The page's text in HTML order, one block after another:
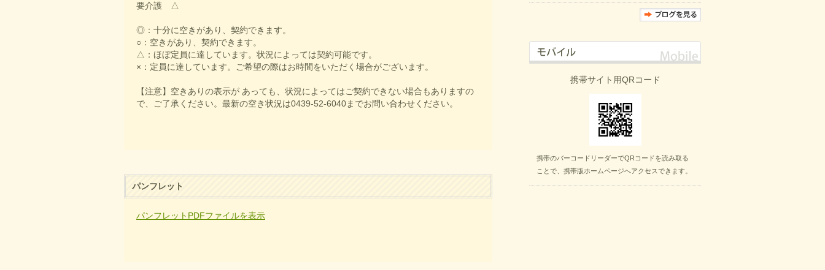
要介護 △
◎：十分に空きがあり、契約できます。
○：空きがあり、契約できます。
△：ほぼ定員に達しています。状況によっては契約可能です。
×：定員に達しています。ご希望の際はお時間をいただく場合がございます。
【注意】空きありの表示が あっても、状況によってはご契約できない場合もありますの
で、ご了承ください。最新の空き状況は0439-52-6040までお問い合わせください。
パンフレット
パンフレットPDFファイルを表示
携帯サイト用QRコード
携帯のバーコードリーダーでQRコードを読み取る
ことで、携帯版ホームページへアクセスできます。